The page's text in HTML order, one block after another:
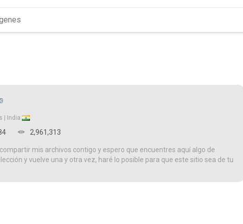
| India
2,961,313
mis archivos contigo y espero que encuentres aquí algo de
y vuelve una y otra vez, haré lo posible para que este sitio sea de tu